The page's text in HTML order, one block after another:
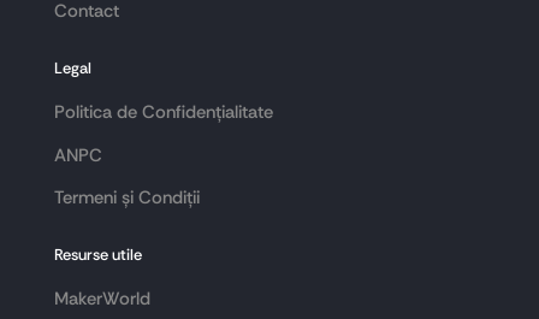
Contact
Legal
Politica de Confidențialitate
ANPC
Termeni și Condiții
Resurse utile
MakerWorld